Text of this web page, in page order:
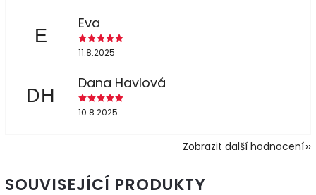
E
Eva
11.8.2025
DH
Dana Havlová
10.8.2025
Zobrazit další hodnocení
SOUVISEJÍCÍ PRODUKTY